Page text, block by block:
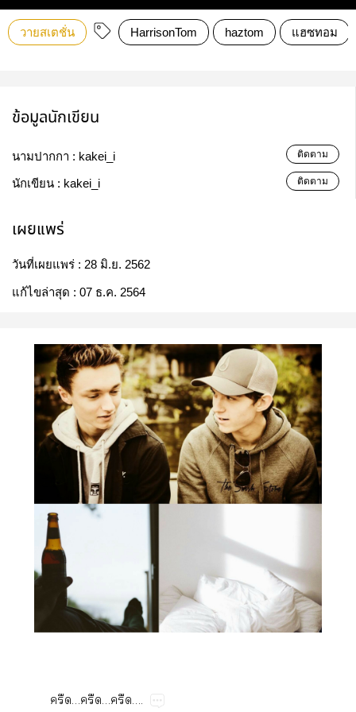
วายสเตชั่น HarrisonTom haztom แฮซทอม
ข้อมูลนักเขียน
นามปากกา : kakei_i ติดตาม
นักเขียน : kakei_i ติดตาม
เผยแพร่
วันที่เผยแพร่ : 28 มิ.ย. 2562
แก้ไขล่าสุด : 07 ธ.ค. 2564
……….